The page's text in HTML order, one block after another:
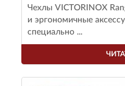
Чехлы VICTORINOX
и эргономичные
специально ...